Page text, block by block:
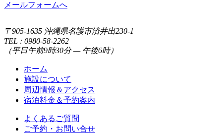
メールフォームへ
〒905-1635 沖縄県名護市済井出230-1
TEL : 0980-58-2262
（平日午前9時30分 — 午後6時）
ホーム
施設について
周辺情報＆アクセス
宿泊料金＆予約案内
よくあるご質問
ご予約・お問い合せ